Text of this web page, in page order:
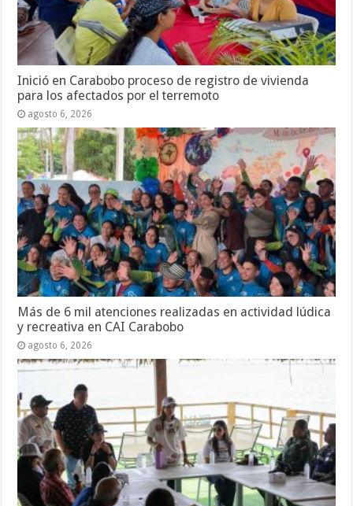
Inició en Carabobo proceso de registro de vivienda
para los afectados por el terremoto
agosto 6, 2026
Más de 6 mil atenciones realizadas en actividad lúdica
y recreativa en CAI Carabobo
agosto 6, 2026